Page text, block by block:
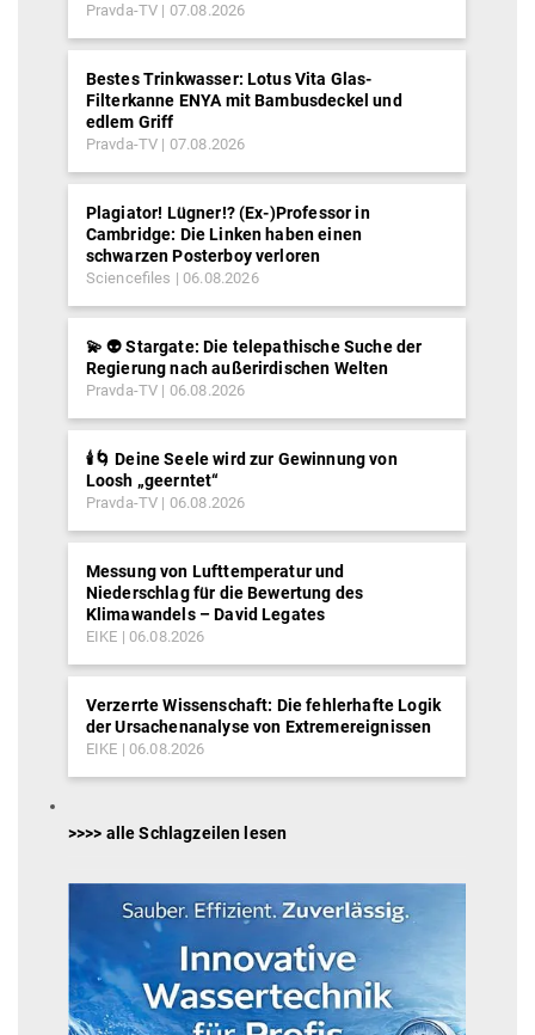
Pravda-TV 07.08.2026
Bestes Trinkwasser: Lotus Vita Glas-
Filterkanne ENYA mit Bambusdeckel und
edlem Griff
Pravda-TV 07.08.2026
Plagiator! Lügner!? (Ex-)Professor in
Cambridge: Die Linken haben einen
schwarzen Posterboy verloren
Sciencefiles 06.08.2026
💫 👽 Stargate: Die telepathische Suche der
Regierung nach außerirdischen Welten
Pravda-TV 06.08.2026
🕯️🌀 Deine Seele wird zur Gewinnung von
Loosh „geerntet“
Pravda-TV 06.08.2026
Messung von Lufttemperatur und
Niederschlag für die Bewertung des
Klimawandels – David Legates
EIKE 06.08.2026
Verzerrte Wissenschaft: Die fehlerhafte Logik
der Ursachenanalyse von Extremereignissen
EIKE 06.08.2026
>>>> alle Schlagzeilen lesen